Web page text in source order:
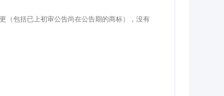
（包括已上初审公告尚在公告期的商标），没有